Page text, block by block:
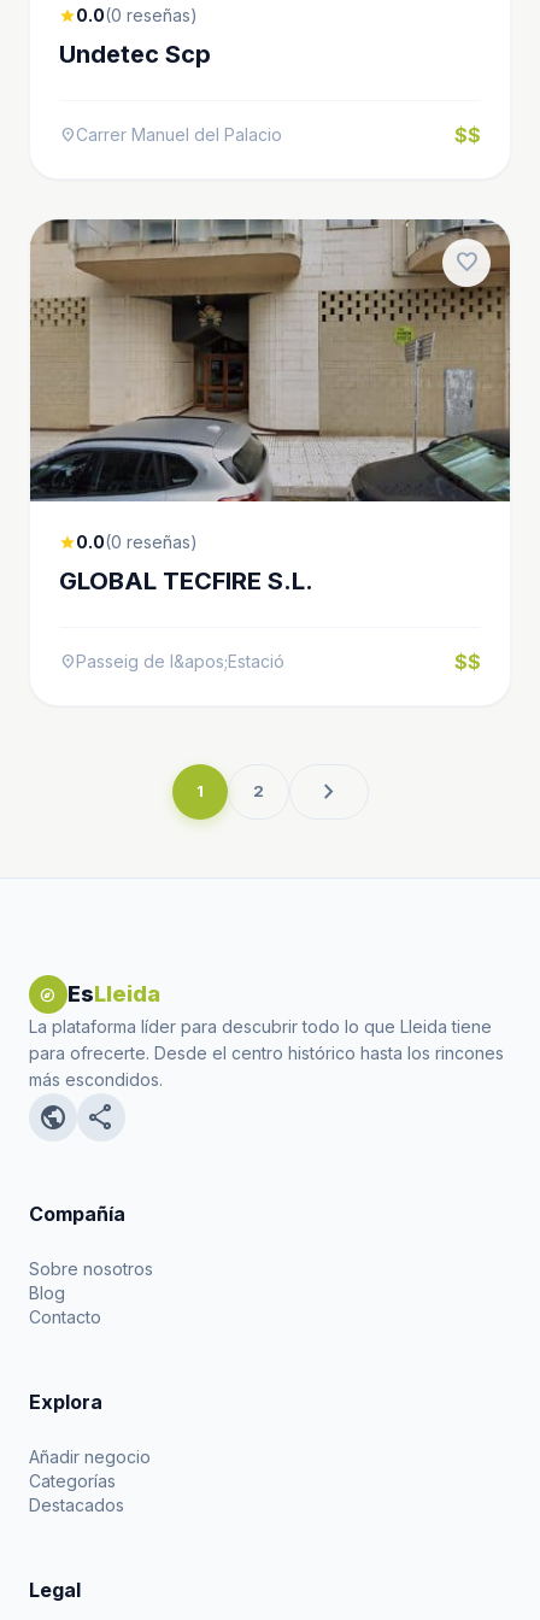
star0.0(0 reseñas)
Undetec Scp
location_onCarrer Manuel del Palacio $$
favorite
star0.0(0 reseñas)
GLOBAL TECFIRE S.L.
location_onPasseig de l&apos;Estació $$
1 2 chevron_right
explore EsLleida
La plataforma líder para descubrir todo lo que Lleida tiene
para ofrecerte. Desde el centro histórico hasta los rincones
más escondidos.
public share
Compañía
Sobre nosotros
Blog
Contacto
Explora
Añadir negocio
Categorías
Destacados
Legal